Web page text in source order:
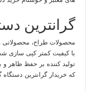
گرانترین
محصولات طراح، محصولاتی
با کیفیت کمتر کپی سازی
تولید کننده بر حفظ ظاهر
که خریدار گرانترین